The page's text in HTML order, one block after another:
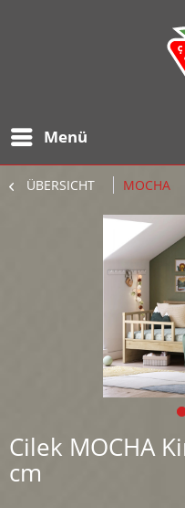
Menü
ÜBERSICHT MOCHA
Cilek MOCHA
cm